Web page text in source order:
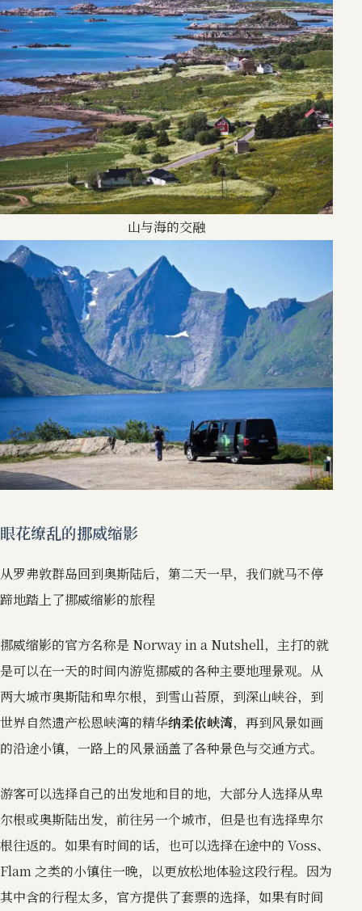
山与海的交融
眼花缭乱的挪威缩影
从罗弗敦群岛回到奥斯陆后，第二天一早，我们就马不停
蹄地踏上了挪威缩影的旅程
挪威缩影的官方名称是 Norway in a Nutshell，主打的就
是可以在一天的时间内游览挪威的各种主要地理景观。从
两大城市奥斯陆和卑尔根，到雪山苔原，到深山峡谷，到
世界自然遗产松恩峡湾的精华纳柔依峡湾，再到风景如画
的沿途小镇，一路上的风景涵盖了各种景色与交通方式。
游客可以选择自己的出发地和目的地，大部分人选择从卑
尔根或奥斯陆出发，前往另一个城市，但是也有选择卑尔
根往返的。如果有时间的话，也可以选择在途中的 Voss、
Flam 之类的小镇住一晚，以更放松地体验这段行程。因为
其中含的行程太多，官方提供了套票的选择，如果有时间